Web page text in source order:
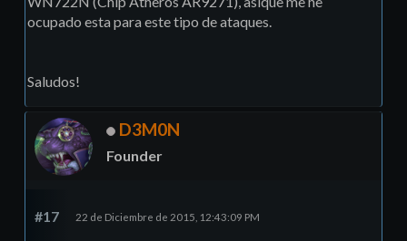
ocupado esta para este tipo de ataques.
Saludos!
D3M0N
Founder
#17 22 de Diciembre de 2015, 12:43:09 PM